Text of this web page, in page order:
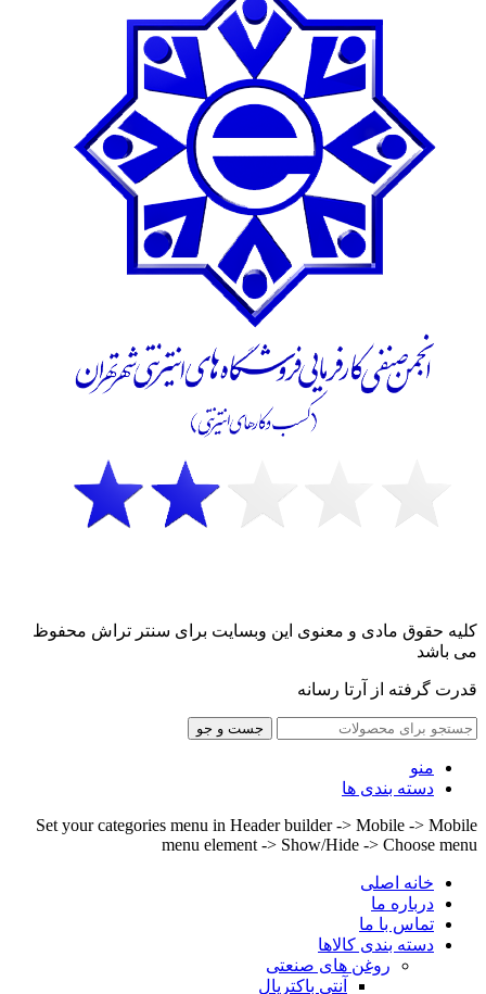
کلیه حقوق مادی و معنوی این وبسایت برای سنتر تراش محفوظ
می باشد
قدرت گرفته از آرتا رسانه
جست و جو
منو
دسته بندی ها
Set your categories menu in Header builder -> Mobile -> Mobile
menu element -> Show/Hide -> Choose menu
خانه اصلی
درباره ما
تماس با ما
دسته بندی کالاها
روغن های صنعتی
آنتی باکتریال